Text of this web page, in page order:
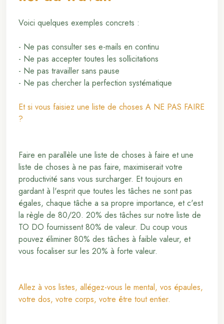
Voici quelques exemples concrets :
- Ne pas consulter ses e-mails en continu
- Ne pas accepter toutes les sollicitations
- Ne pas travailler sans pause
- Ne pas chercher la perfection systématique
Et si vous faisiez une liste de choses A NE PAS FAIRE
?
Faire en parallèle une liste de choses à faire et une
liste de choses à ne pas faire, maximiserait votre
productivité sans vous surcharger. Et toujours en
gardant à l'esprit que toutes les tâches ne sont pas
égales, chaque tâche a sa propre importance, et c'est
la règle de 80/20. 20% des tâches sur notre liste de
TO DO fournissent 80% de valeur. Du coup vous
pouvez éliminer 80% des tâches à faible valeur, et
vous focaliser sur les 20% à forte valeur.
Allez à vos listes, allégez-vous le mental, vos épaules,
votre dos, votre corps, votre être tout entier.